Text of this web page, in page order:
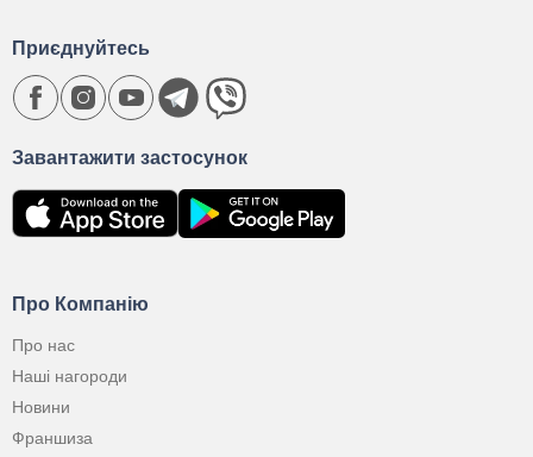
Про Компанію
Про нас
Наші нагороди
Новини
Франшиза
Завантажити застосунок
Приєднуйтесь